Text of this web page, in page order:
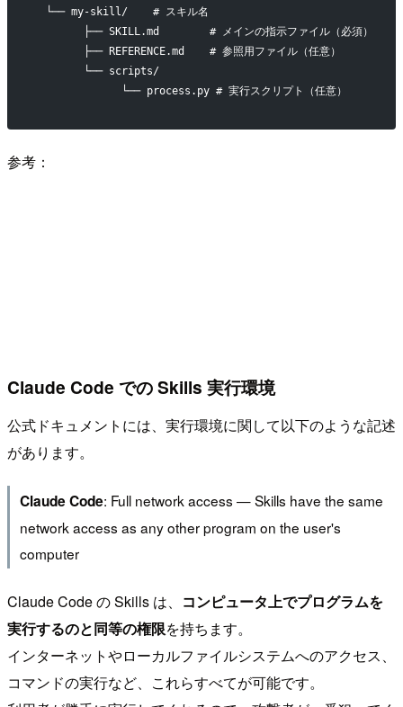
  └── my-skill/    # スキル名
        ├── SKILL.md        # メインの指示ファイル（必須）
        ├── REFERENCE.md    # 参照用ファイル（任意）
        └── scripts/
              └── process.py # 実行スクリプト（任意）
参考：
Claude Code での Skills 実行環境
公式ドキュメントには、実行環境に関して以下のような記述
があります。
Claude Code: Full network access — Skills have the same
network access as any other program on the user's
computer
Claude Code の Skills は、 コンピュータ上でプログラムを
実行するのと同等の権限を持ちます。
インターネットやローカルファイルシステムへのアクセス、
コマンドの実行など、これらすべてが可能です。